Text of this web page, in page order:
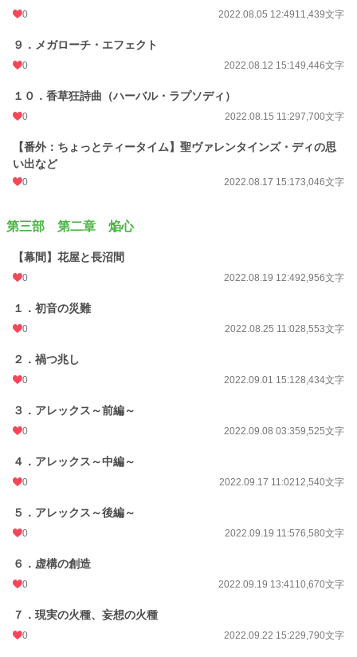
0 2022.08.05 12:4911,439文字
９．メガローチ・エフェクト
0 2022.08.12 15:149,446文字
１０．香草狂詩曲（ハーバル・ラプソディ）
0 2022.08.15 11:297,700文字
【番外：ちょっとティータイム】聖ヴァレンタインズ・ディの思
い出など
0 2022.08.17 15:173,046文字
第三部 第二章 焔心
【幕間】花屋と長沼間
0 2022.08.19 12:492,956文字
１．初音の災難
0 2022.08.25 11:028,553文字
２．禍つ兆し
0 2022.09.01 15:128,434文字
３．アレックス～前編～
0 2022.09.08 03:359,525文字
４．アレックス～中編～
0 2022.09.17 11:0212,540文字
５．アレックス～後編～
0 2022.09.19 11:576,580文字
６．虚構の創造
0 2022.09.19 13:4110,670文字
７．現実の火種、妄想の火種
0 2022.09.22 15:229,790文字